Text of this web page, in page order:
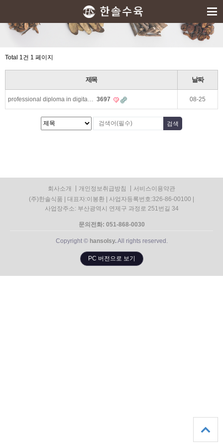
Total 1건 1 페이지
제목 날짜
professional diploma in digita… 3697 08-25
회사소개 개인정보취급방침
서비스이용약관
(주)한솔식품 | 대표자:이봉환 | 사업자등록번호:326-86-00100 |
사업장주소: 부산광역시 연제구 과정로 251번길 34
문의전화: 051-868-0030
Copyright © hansolsy.All rights reserved.
PC 버전으로 보기